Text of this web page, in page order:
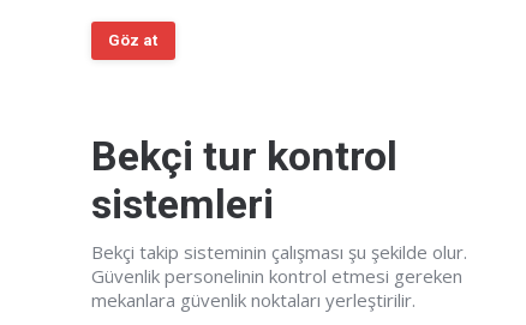
Göz at
Bekçi tur kontrol
sistemleri
Bekçi takip sisteminin çalışması şu şekilde olur.
Güvenlik personelinin kontrol etmesi gereken
mekanlara güvenlik noktaları yerleştirilir.